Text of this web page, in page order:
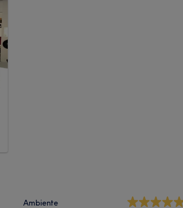
Ambiente